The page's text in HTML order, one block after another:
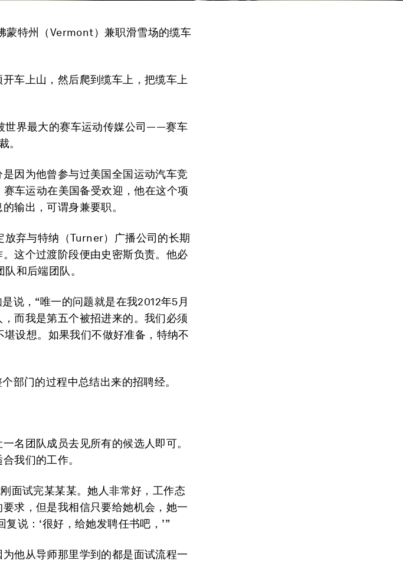
蒙特州（Vermont）兼职滑雪场的缆车
车上山，然后爬到缆车上，把缆车上
世界最大的赛车运动传媒公司——赛车
。
因为他曾参与过美国全国运动汽车竞
车运动在美国备受欢迎，他在这个项
输出，可谓身兼要职。
弃与特纳（Turner）广播公司的长期
这个过渡阶段便由史密斯负责。他必
和后端团队。
说，“唯一的问题就是在我2012年5月
而我是第五个被招进来的。我们必须
设想。如果我们不做好准备，特纳不
部门的过程中总结出来的招聘经。
名团队成员去见所有的候选人即可。
我们的工作。
面试完某某某。她人非常好，工作态
求，但是我相信只要给她机会，她一
说：‘很好，给她发聘任书吧，’”
他从导师那里学到的都是面试流程一